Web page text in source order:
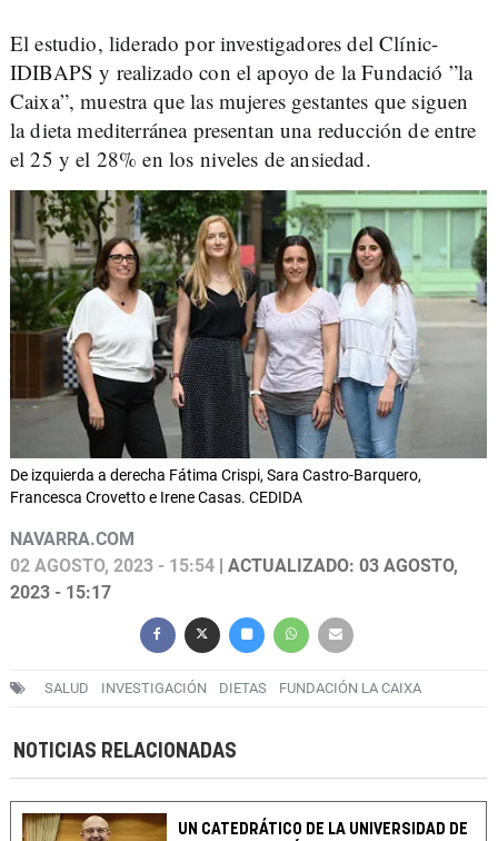
El estudio, liderado por investigadores del Clínic-
IDIBAPS y realizado con el apoyo de la Fundació ”la
Caixa”, muestra que las mujeres gestantes que siguen
la dieta mediterránea presentan una reducción de entre
el 25 y el 28% en los niveles de ansiedad.
De izquierda a derecha Fátima Crispi, Sara Castro-Barquero,
Francesca Crovetto e Irene Casas. CEDIDA
NAVARRA.COM
02 AGOSTO, 2023 - 15:54 | ACTUALIZADO: 03 AGOSTO,
2023 - 15:17
SALUD INVESTIGACIÓN DIETAS FUNDACIÓN LA CAIXA
NOTICIAS RELACIONADAS
UN CATEDRÁTICO DE LA UNIVERSIDAD DE